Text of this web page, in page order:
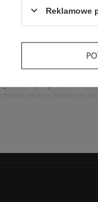
Wyrażam zgodę na
Zgadzam się na
cofnięcia zgody w dowolnym
treści swoich danych i ich
Reklamowe